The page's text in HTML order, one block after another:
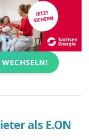
als E.ON